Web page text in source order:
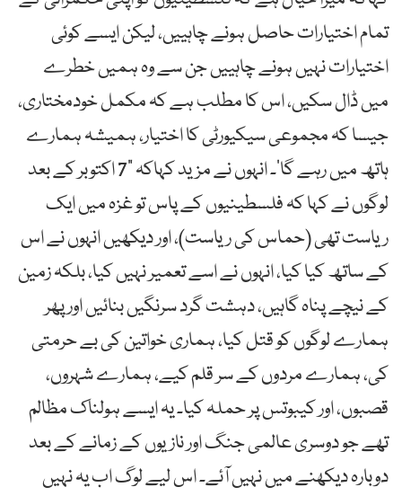
تمام اختیارات حاصل ہونے چاہییں، لیکن ایسے کوئی
اختیارات نہیں ہونے چاہییں جن سے وہ ہمیں خطرے
میں ڈال سکیں، اس کا مطلب ہے کہ مکمل خودمختاری،
جیسا کہ مجموعی سیکیورٹی کا اختیار، ہمیشہ ہمارے
ہاتھ میں رہے گا’۔ انہوں نے مزید کہاکہ ”7 اکتوبر کے بعد
لوگوں نے کہا کہ فلسطینیوں کے پاس تو غزہ میں ایک
ریاست تھی (حماس کی ریاست)، اور دیکھیں انہوں نے اس
کے ساتھ کیا کیا، انہوں نے اسے تعمیر نہیں کیا، بلکہ زمین
کے نیچے پناہ گاہیں، دہشت گرد سرنگیں بنائیں اور پھر
ہمارے لوگوں کو قتل کیا، ہماری خواتین کی بے حرمتی
کی، ہمارے مردوں کے سر قلم کیے، ہمارے شہروں،
قصبوں، اور کیبوتس پر حملہ کیا۔ یہ ایسے ہولناک مظالم
تھے جو دوسری عالمی جنگ اور نازیوں کے زمانے کے بعد
دوبارہ دیکھنے میں نہیں آئے۔ اس لیے لوگ اب یہ نہیں